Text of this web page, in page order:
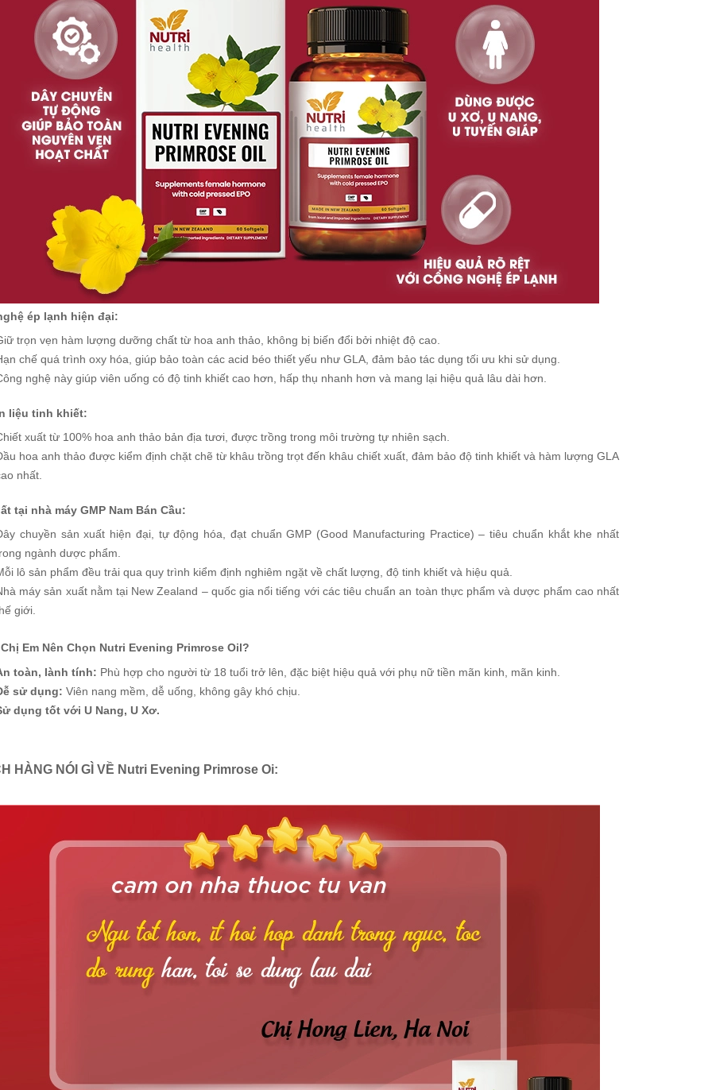
ép lạnh hiện đại:
trọn vẹn hàm lượng dưỡng chất từ hoa anh thảo, không bị biến đổi bởi nhiệt độ cao.
chế quá trình oxy hóa, giúp bảo toàn các acid béo thiết yếu như GLA, đảm bảo tác dụng tối ưu khi sử dụng.
nghệ này giúp viên uống có độ tinh khiết cao hơn, hấp thụ nhanh hơn và mang lại hiệu quả lâu dài hơn.
liệu tinh khiết:
xuất từ 100% hoa anh thảo bản địa tươi, được trồng trong môi trường tự nhiên sạch.
hoa anh thảo được kiểm định chặt chẽ từ khâu trồng trọt đến khâu chiết xuất, đảm bảo độ tinh khiết và hàm lượng GLA
nhất.
tại nhà máy GMP Nam Bán Cầu:
chuyền sản xuất hiện đại, tự động hóa, đạt chuẩn GMP (Good Manufacturing Practice) – tiêu chuẩn khắt khe nhất
ngành dược phẩm.
lô sản phẩm đều trải qua quy trình kiểm định nghiêm ngặt về chất lượng, độ tinh khiết và hiệu quả.
máy sản xuất nằm tại New Zealand – quốc gia nổi tiếng với các tiêu chuẩn an toàn thực phẩm và dược phẩm cao nhất
giới.
Em Nên Chọn Nutri Evening Primrose Oil?
toàn, lành tính: Phù hợp cho người từ 18 tuổi trở lên, đặc biệt hiệu quả với phụ nữ tiền mãn kinh, mãn kinh.
sử dụng: Viên nang mềm, dễ uống, không gây khó chịu.
dụng tốt với U Nang, U Xơ.
HÀNG NÓI GÌ VỀ Nutri Evening Primrose Oi: